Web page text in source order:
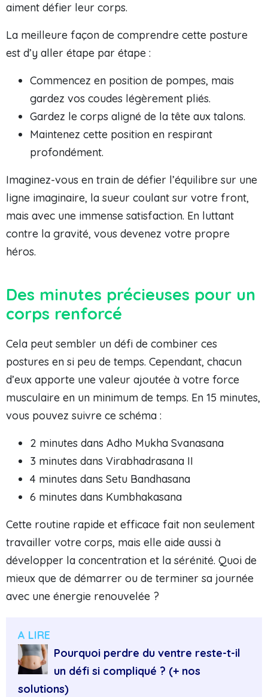
aiment défier leur corps.
La meilleure façon de comprendre cette posture
est d’y aller étape par étape :
Commencez en position de pompes, mais
gardez vos coudes légèrement pliés.
Gardez le corps aligné de la tête aux talons.
Maintenez cette position en respirant
profondément.
Imaginez-vous en train de défier l’équilibre sur une
ligne imaginaire, la sueur coulant sur votre front,
mais avec une immense satisfaction. En luttant
contre la gravité, vous devenez votre propre
héros.
Des minutes précieuses pour un
corps renforcé
Cela peut sembler un défi de combiner ces
postures en si peu de temps. Cependant, chacun
d’eux apporte une valeur ajoutée à votre force
musculaire en un minimum de temps. En 15 minutes,
vous pouvez suivre ce schéma :
2 minutes dans Adho Mukha Svanasana
3 minutes dans Virabhadrasana II
4 minutes dans Setu Bandhasana
6 minutes dans Kumbhakasana
Cette routine rapide et efficace fait non seulement
travailler votre corps, mais elle aide aussi à
développer la concentration et la sérénité. Quoi de
mieux que de démarrer ou de terminer sa journée
avec une énergie renouvelée ?
A LIRE
Pourquoi perdre du ventre reste-t-il
un défi si compliqué ? (+ nos
solutions)